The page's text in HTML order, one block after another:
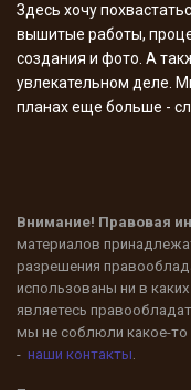
Здесь хочу
вышитые работы,
создания и фото. А
увлекательном деле.
планах еще больше -
Внимание! Правовая
материалов
разрешения
использованы ни в
являетесь
мы не соблюли какое-то
- наши контакты.